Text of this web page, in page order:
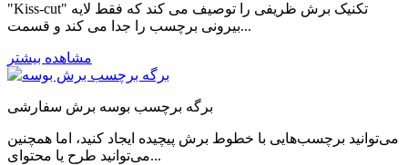
"Kiss-cut" تکنیک برش ظریفی را توصیف می کند که فقط لایه
بیرونی برچسب را جدا می کند و قسمت...
مشاهده بیشتر
برگه برچسب بوسه برش سفارشی
می‌توانید برچسب‌هایی با خطوط برش پیچیده ایجاد کنید، اما همچنین
می‌توانید طرح یا محتوای...